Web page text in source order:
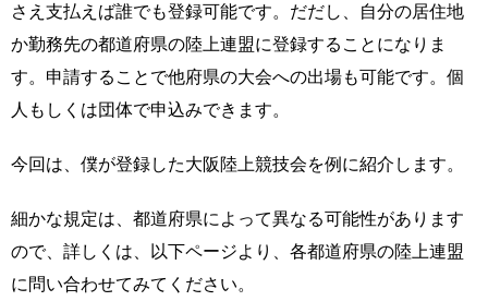
さえ支払えば誰でも登録可能です。だだし、自分の居住地
か勤務先の都道府県の陸上連盟に登録することになりま
す。申請することで他府県の大会への出場も可能です。個
人もしくは団体で申込みできます。
今回は、僕が登録した大阪陸上競技会を例に紹介します。
細かな規定は、都道府県によって異なる可能性があります
ので、詳しくは、以下ページより、各都道府県の陸上連盟
に問い合わせてみてください。